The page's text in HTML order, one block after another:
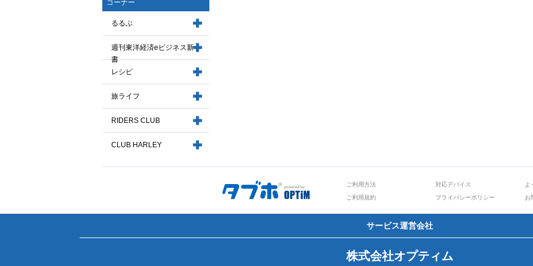
コーナー
るるぶ
週刊東洋経済eビジネス新
書
レシピ
旅ライフ
RIDERS CLUB
CLUB HARLEY
ご利用方法 対応デバイス
よ
ご利用規約
プライバシーポリシー お
サービス運営会社
株式会社オプティム